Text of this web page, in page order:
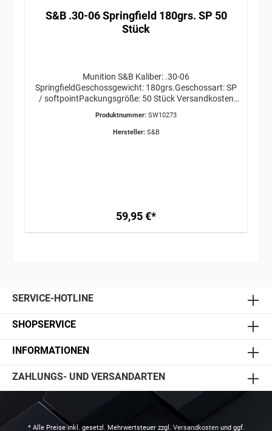
S&B .30-06 Springfield 180grs. SP 50
Stück
Munition S&B Kaliber: .30-06
SpringfieldGeschossgewicht: 180grs.Geschossart: SP
/ softpointPackungsgröße: 50 Stück Versandkosten
bei uns anfragen! ERWERBSBERECHTIGUNG
ERFORDERLICH / GEFAHRGUT / VERSAND AB 34,95€
Produktnummer: SW10273
Hersteller: S&B
59,95 €*
SERVICE-HOTLINE
SHOPSERVICE
INFORMATIONEN
ZAHLUNGS- UND VERSANDARTEN
* Alle Preise inkl. gesetzl. Mehrwertsteuer zzgl. Versandkostenund ggf.